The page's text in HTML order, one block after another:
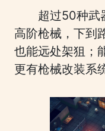
超过50种武
高阶枪械，下到
也能远处架狙；
更有枪械改装系